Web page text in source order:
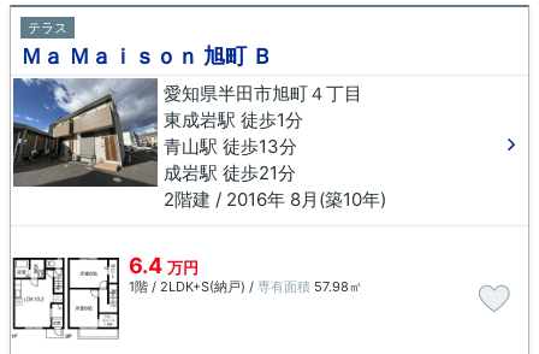
テラス
Ｍａ Ｍａｉｓｏｎ 旭町 Ｂ
愛知県半田市旭町４丁目
東成岩駅 徒歩1分
青山駅 徒歩13分
成岩駅 徒歩21分
2階建 / 2016年 8月(築10年)
6.4 万円
1階 / 2LDK+S(納戸) / 専有面積 57.98㎡